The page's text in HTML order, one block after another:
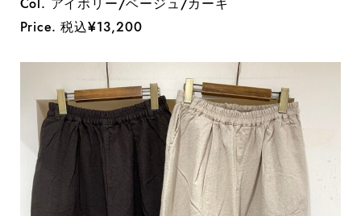
Col. アイボリー/ベージュ/カーキ
Price. 税込¥13,200